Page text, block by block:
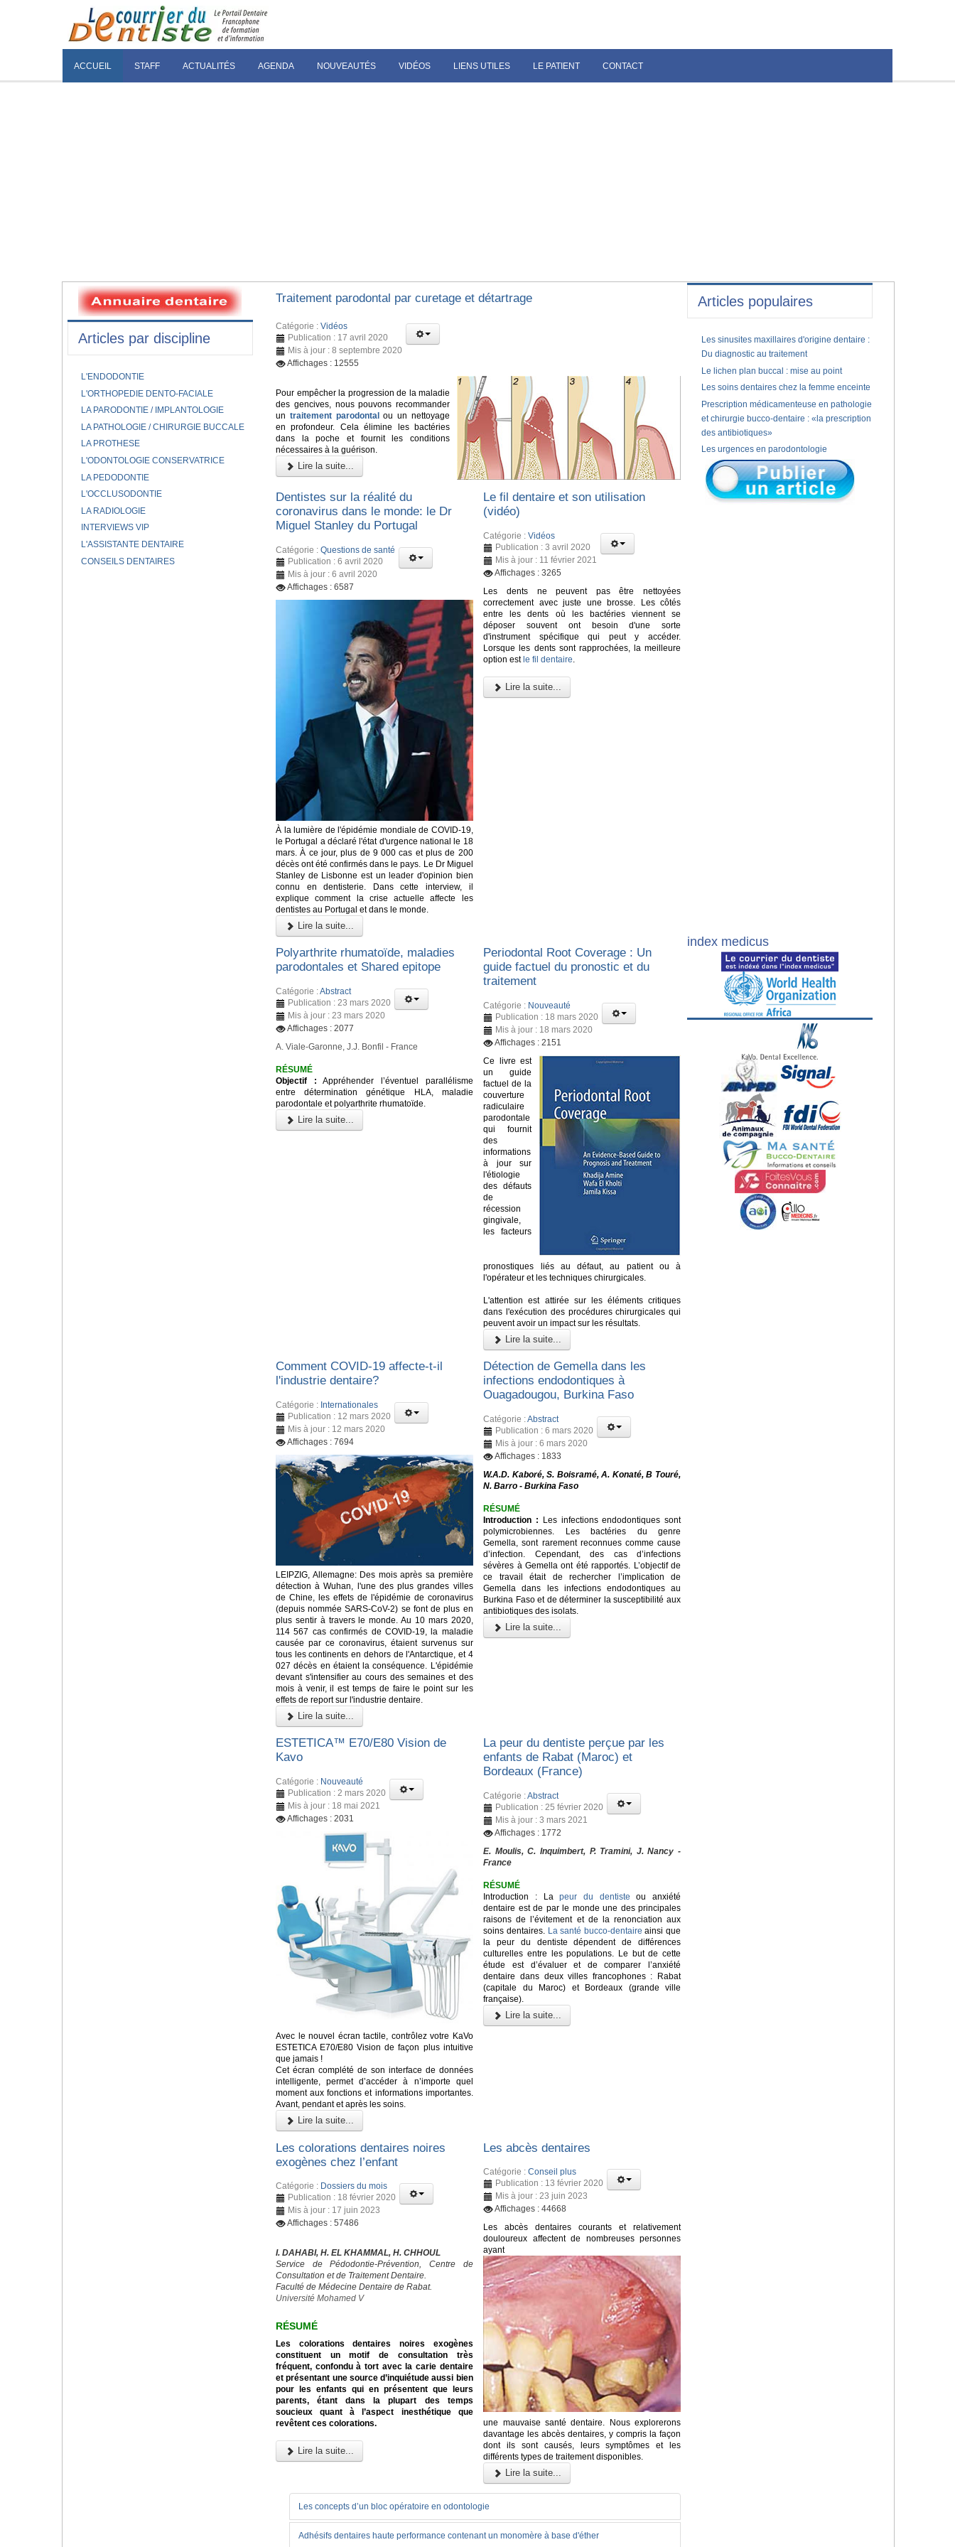
ACCUEIL STAFF ACTUALITÉS AGENDA NOUVEAUTÉS VIDÉOS LIENS UTILES LE PATIENT CONTACT
Traitement parodontal par curetage et détartrage
Catégorie : Vidéos
Publication : 17 avril 2020
Mis à jour : 8 septembre 2020
Affichages : 12555
Pour empêcher la progression de la maladie
des gencives, nous pouvons recommander
un traitement parodontalou un nettoyage
en profondeur. Cela élimine les bactéries
dans la poche et fournit les conditions
nécessaires à la guérison.
Lire la suite...
Dentistes sur la réalité du
coronavirus dans le monde: le Dr
Miguel Stanley du Portugal
Catégorie : Questions de santé
Publication : 6 avril 2020
Mis à jour : 6 avril 2020
Affichages : 6587
À la lumière de l'épidémie mondiale de COVID-19,
le Portugal a déclaré l'état d'urgence national le 18
mars. À ce jour, plus de 9 000 cas et plus de 200
décès ont été confirmés dans le pays. Le Dr Miguel
Stanley de Lisbonne est un leader d'opinion bien
connu en dentisterie. Dans cette interview, il
explique comment la crise actuelle affecte les
dentistes au Portugal et dans le monde.
Lire la suite...
Le fil dentaire et son utilisation
(vidéo)
Catégorie :Vidéos
Publication : 3 avril 2020
Mis à jour : 11 février 2021
Affichages : 3265
Les dents ne peuvent pas être nettoyées
correctement avec juste une brosse. Les côtés
entre les dents où les bactéries viennent se
déposer souvent ont besoin d'une sorte
d'instrument spécifique qui peut y accéder.
Lorsque les dents sont rapprochées, la meilleure
option estle fil dentaire
Lire la suite...
Polyarthrite rhumatoïde, maladies
parodontales et Shared epitope
Catégorie :Abstract
Publication : 23 mars 2020
Mis à jour : 23 mars 2020
Affichages : 2077
A. Viale-Garonne, J.J. Bonfil - France
RÉSUMÉ
Objectif : Appréhender l’éventuel parallélisme
entre détermination génétique HLA, maladie
parodontale et polyarthrite rhumatoïde.
Lire la suite...
Periodontal Root Coverage : Un
guide factuel du pronostic et du
traitement
Catégorie : Nouveauté
Publication : 18 mars 2020
Mis à jour : 18 mars 2020
Affichages : 2151
Ce livre est
un guide
factuel de la
couverture
radiculaire
parodontale
qui fournit
des
informations
à jour sur
l'étiologie
des défauts
de
récession
gingivale,
les facteurs
pronostiques liés au défaut, au patient ou à
l'opérateur et les techniques chirurgicales.
L'attention est attirée sur les éléments critiques
dans l'exécution des procédures chirurgicales qui
peuvent avoir un impact sur les résultats.
Lire la suite...
Comment COVID-19 affecte-t-il
l'industrie dentaire?
Catégorie : Internationales
Publication : 12 mars 2020
Mis à jour : 12 mars 2020
Affichages : 7694
LEIPZIG, Allemagne: Des mois après sa première
détection à Wuhan, l'une des plus grandes villes
de Chine, les effets de l'épidémie de coronavirus
(depuis nommée SARS-CoV-2) se font de plus en
plus sentir à travers le monde. Au 10 mars 2020,
114 567 cas confirmés de COVID-19, la maladie
causée par ce coronavirus, étaient survenus sur
tous les continents en dehors de l'Antarctique, et 4
027 décès en étaient la conséquence. L'épidémie
devant s'intensifier au cours des semaines et des
mois à venir, il est temps de faire le point sur les
effets de report sur l'industrie dentaire.
Lire la suite...
Détection de Gemella dans les
infections endodontiques à
Ouagadougou, Burkina Faso
Catégorie :Abstract
Publication : 6 mars 2020
Mis à jour : 6 mars 2020
Affichages : 1833
W.A.D. Kaboré, S. Boisramé, A. Konaté, B Touré,
N. Barro - Burkina Faso
RÉSUMÉ
Introduction : Les infections endodontiques sont
polymicrobiennes. Les bactéries du genre
Gemella, sont rarement reconnues comme cause
d’infection. Cependant, des cas d’infections
sévères à Gemella ont été rapportés. L’objectif de
ce travail était de rechercher l’implication de
Gemella dans les infections endodontiques au
Burkina Faso et de déterminer la susceptibilité aux
antibiotiques des isolats.
Lire la suite...
ESTETICA™️ E70/E80 Vision de
Kavo
Catégorie : Nouveauté
Publication : 2 mars 2020
Mis à jour : 18 mai 2021
Affichages : 2031
Avec le nouvel écran tactile, contrôlez votre KaVo
ESTETICA E70/E80 Vision de façon plus intuitive
que jamais !
Cet écran complété de son interface de données
intelligente, permet d’accéder à n’importe quel
moment aux fonctions et informations importantes.
Avant, pendant et après les soins.
Lire la suite...
La peur du dentiste perçue par les
enfants de Rabat (Maroc) et
Bordeaux (France)
Catégorie :Abstract
Publication : 25 février 2020
Mis à jour : 3 mars 2021
Affichages : 1772
E. Moulis, C. Inquimbert, P. Tramini, J. Nancy -
France
RÉSUMÉ
Introduction : Lapeur du dentiste ou anxiété
dentaire est de par le monde une des principales
raisons de l’évitement et de la renonciation aux
soins dentaires. La santé bucco-dentaire ainsi que
la peur du dentiste dépendent de différences
culturelles entre les populations. Le but de cette
étude est d’évaluer et de comparer l’anxiété
dentaire dans deux villes francophones : Rabat
(capitale du Maroc) et Bordeaux (grande ville
française).
Lire la suite...
Les colorations dentaires noires
exogènes chez l’enfant
Catégorie : Dossiers du mois
Publication : 18 février 2020
Mis à jour : 17 juin 2023
Affichages : 57486
I. DAHABI, H. EL KHAMMAL, H. CHHOUL
Service de Pédodontie-Prévention, Centre de
Consultation et de Traitement Dentaire.
Faculté de Médecine Dentaire de Rabat.
Université Mohamed V
RÉSUMÉ
Les colorations dentaires noires exogènes
constituent un motif de consultation très
fréquent, confondu à tort avec la carie dentaire
et présentant une source d’inquiétude aussi bien
pour les enfants qui en présentent que leurs
parents, étant dans la plupart des temps
soucieux quant à l’aspect inesthétique que
revêtent ces colorations.
Lire la suite...
Les abcès dentaires
Catégorie :Conseil plus
Publication : 13 février 2020
Mis à jour : 23 juin 2023
Affichages : 44668
Les abcès dentaires courants et relativement
douloureux affectent de nombreuses personnes
ayant
une mauvaise santé dentaire. Nous explorerons
davantage les abcès dentaires, y compris la façon
dont ils sont causés, leurs symptômes et les
différents types de traitement disponibles.
Lire la suite...
Les concepts d’un bloc opératoire en odontologie
Adhésifs dentaires haute performance contenant un monomère à base d'éther
Articles par discipline
L'ENDODONTIE
L'ORTHOPEDIE DENTO-FACIALE
LA PARODONTIE / IMPLANTOLOGIE
LA PATHOLOGIE / CHIRURGIE BUCCALE
LA PROTHESE
L'ODONTOLOGIE CONSERVATRICE
LA PEDODONTIE
L'OCCLUSODONTIE
LA RADIOLOGIE
INTERVIEWS VIP
L'ASSISTANTE DENTAIRE
CONSEILS DENTAIRES
Articles populaires
Les sinusites maxillaires d'origine dentaire :
Du diagnostic au traitement
Le lichen plan buccal : mise au point
Les soins dentaires chez la femme enceinte
Prescription médicamenteuse en pathologie
et chirurgie bucco-dentaire : «la prescription
des antibiotiques»
Les urgences en parodontologie
index medicus